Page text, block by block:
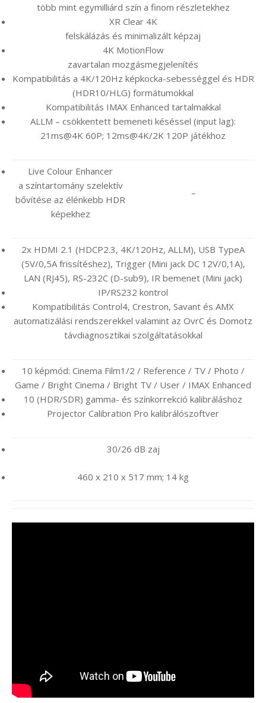
több mint egymilliárd szín a finom részletekhez
XR Clear 4K
felskálázás és minimalizált képzaj
4K MotionFlow
zavartalan mozgásmegjelenítés
Kompatibilitás a 4K/120Hz képkocka-sebességgel és HDR
(HDR10/HLG) formátumokkal
Kompatibilitás IMAX Enhanced tartalmakkal
ALLM – csökkentett bemeneti késéssel (input lag):
21ms@4K 60P; 12ms@4K/2K 120P játékhoz
Live Colour Enhancer
a színtartomány szelektív
bővítése az élénkebb HDR
képekhez
–
2x HDMI 2.1 (HDCP2.3, 4K/120Hz, ALLM), USB TypeA
(5V/0,5A frissítéshez), Trigger (Mini jack DC 12V/0,1A),
LAN (RJ45), RS-232C (D-sub9), IR bemenet (Mini jack)
IP/RS232 kontrol
Kompatibilitás Control4, Crestron, Savant és AMX
automatizálási rendszerekkel valamint az OvrC és Domotz
távdiagnosztikai szolgáltatásokkal
10 képmód: Cinema Film1/2 / Reference / TV / Photo /
Game / Bright Cinema / Bright TV / User / IMAX Enhanced
10 (HDR/SDR) gamma- és színkorrekció kalibráláshoz
Projector Calibration Pro kalibrálószoftver
30/26 dB zaj
460 x 210 x 517 mm; 14 kg